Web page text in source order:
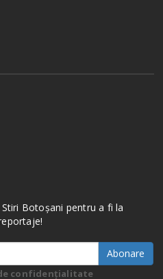
Botoșani pentru a fi la
Abonare
confidențialitate